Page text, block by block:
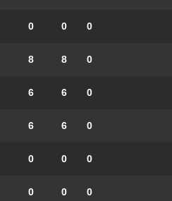
0
0
0
0
8
8
0
6
6
0
6
6
0
0
0
0
0
0